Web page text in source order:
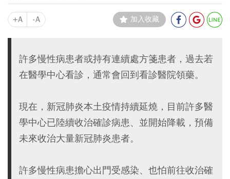
+A -A 加入收藏
許多慢性病患者或持有連續處方箋患者，過去若
在醫學中心看診，通常會回到看診醫院領藥。
現在，新冠肺炎本土疫情持續延燒，目前許多醫
學中心已陸續收治確診病患、並開始降載，預備
未來收治大量新冠肺炎患者。
許多慢性病患擔心出門受感染、也怕前往收治確